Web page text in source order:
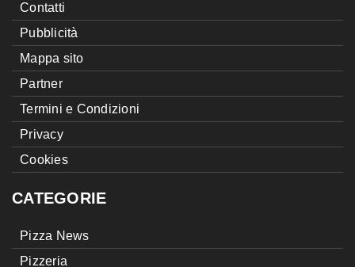
Contatti
Pubblicità
Mappa sito
Partner
Termini e Condizioni
Privacy
Cookies
CATEGORIE
Pizza News
Pizzeria